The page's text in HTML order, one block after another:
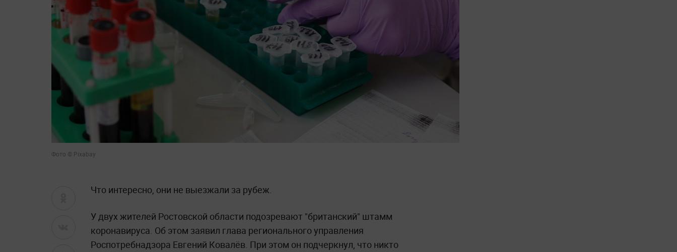
Фото © Pixabay
Что интересно, они не выезжали за рубеж.
У двух жителей Ростовской области подозревают "британский" штамм
коронавируса. Об этом заявил глава регионального управления
Роспотребнадзора Евгений Ковалёв. При этом он подчеркнул, что никто